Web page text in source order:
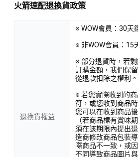
火箭速配退換貨政策
退換貨權益
※ WOW會員：30天
※ 非WOW會員：15
※ 部分退貨時，若
訂購金額，我們保
從退款扣除之權利。
※ 若您實際收到的
符，或您收到商品
您可以在收到商品
（若商品標有賞味
須在該期限內提出
造商修改商品包裝
際商品不一致，或
不同導致商品圖片